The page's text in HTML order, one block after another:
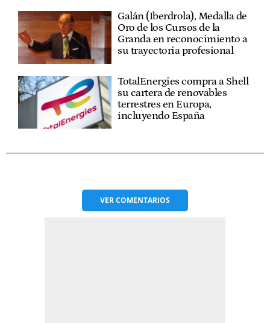
Galán (Iberdrola), Medalla de
Oro de los Cursos de la
Granda en reconocimiento a
su trayectoria profesional
TotalEnergies compra a Shell
su cartera de renovables
terrestres en Europa,
incluyendo España
VERCOMENTARIOS